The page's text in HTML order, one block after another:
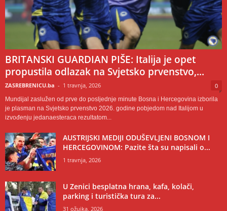
BRITANSKI GUARDIAN PIŠE: Italija je opet
propustila odlazak na Svjetsko prvenstvo,...
ZASREBRENICU.ba - 1 travnja, 2026 0
Mundijal zaslužen od prve do posljednje minute Bosna i Hercegovina izborila
je plasman na Svjetsko prvenstvo 2026. godine pobjedom nad Italijom u
izvođenju jedanaesteraca rezultatom...
AUSTRIJSKI MEDIJI ODUŠEVLJENI BOSNOM I
HERCEGOVINOM: Pazite šta su napisali o...
1 travnja, 2026
U Zenici besplatna hrana, kafa, kolači,
parking i turistička tura za...
31 ožujka, 2026